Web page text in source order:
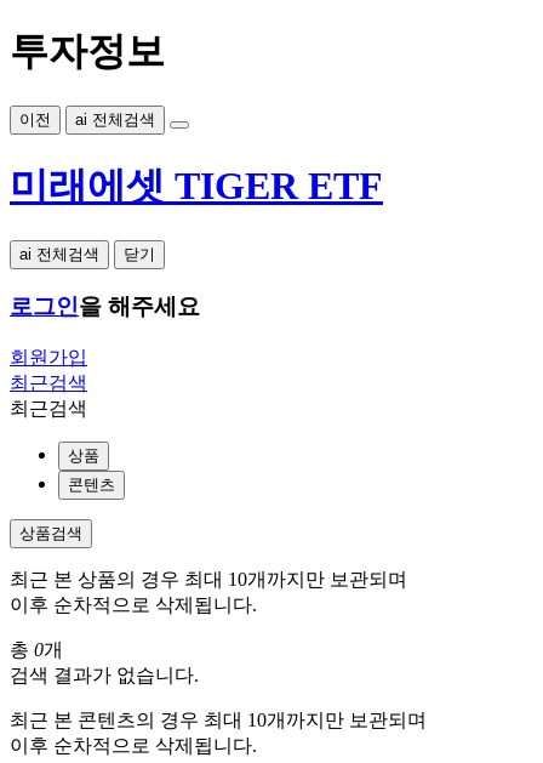
투자정보
이전 ai 전체검색
미래에셋 TIGER ETF
ai 전체검색 닫기
로그인을 해주세요
회원가입
최근검색
최근검색
상품
콘텐츠
상품검색
최근 본 상품의 경우 최대 10개까지만 보관되며
이후 순차적으로 삭제됩니다.
총 0개
검색 결과가 없습니다.
최근 본 콘텐츠의 경우 최대 10개까지만 보관되며
이후 순차적으로 삭제됩니다.